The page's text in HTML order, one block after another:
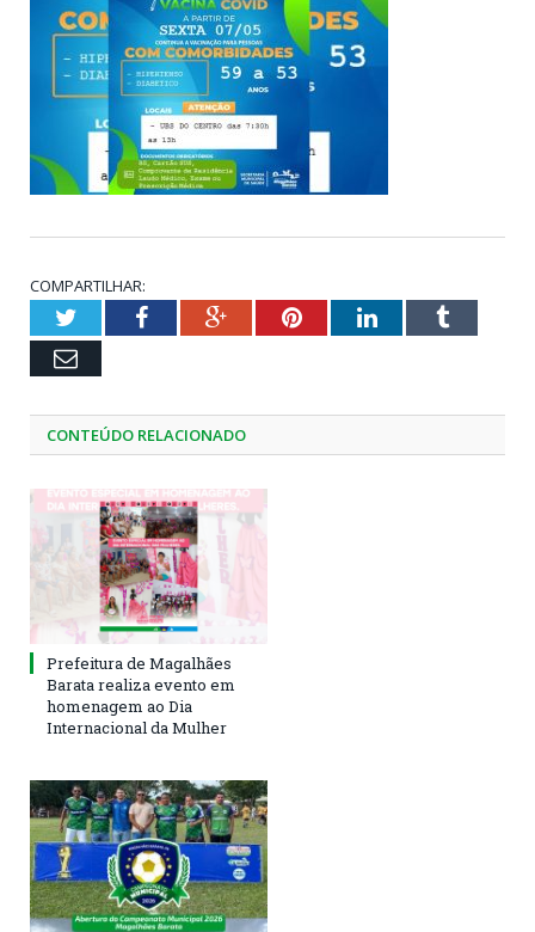
COMPARTILHAR:
TwitterFacebookGoogle+PinterestLinkedInTumblr
Email
CONTEÚDO RELACIONADO
Prefeitura de Magalhães
Barata realiza evento em
homenagem ao Dia
Internacional da Mulher